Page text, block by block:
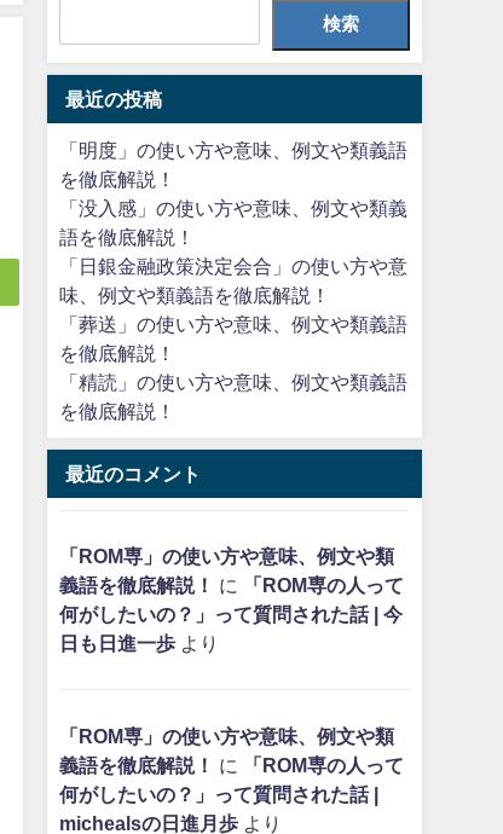
検索
最近の投稿
「明度」の使い方や意味、例文や類義語
を徹底解説！
「没入感」の使い方や意味、例文や類義
語を徹底解説！
「日銀金融政策決定会合」の使い方や意
味、例文や類義語を徹底解説！
「葬送」の使い方や意味、例文や類義語
を徹底解説！
「精読」の使い方や意味、例文や類義語
を徹底解説！
最近のコメント
「ROM専」の使い方や意味、例文や類
義語を徹底解説！
に
「ROM専の人って
何がしたいの？」って質問された話 | 今
日も日進一歩より
「ROM専」の使い方や意味、例文や類
義語を徹底解説！
に
「ROM専の人って
何がしたいの？」って質問された話 |
michealsの日進月歩より